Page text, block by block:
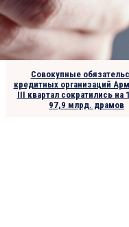
Совокупные
кредитных организаций
III квартал сократились на
97,9 млрд. драмов